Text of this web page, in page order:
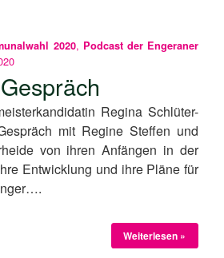
2020, Podcast der Engeraner
Regina Schlüter-
mit Regine Steffen und
von ihren Anfängen in der
Entwicklung und ihre Pläne für
Weiterlesen »